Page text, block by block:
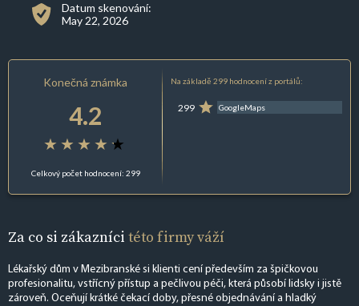
Datum skenování:
May 22, 2026
Konečná známka
4.2
Celkový počet hodnocení: 299
Na základě 299 hodnocení z portálů:
299 GoogleMaps
Za co si zákazníci této firmy váží
Lékařský dům v Mezibranské si klienti cení především za špičkovou
profesionalitu, vstřícný přístup a pečlivou péči, která působí lidsky i jistě
zároveň. Oceňují krátké čekací doby, přesné objednávání a hladký